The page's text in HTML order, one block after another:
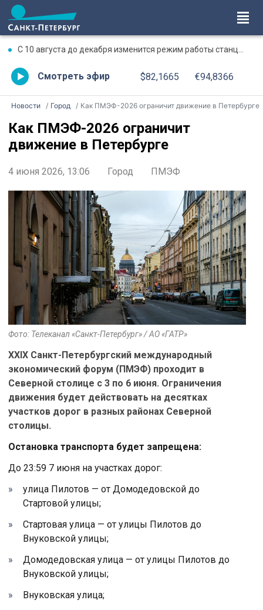
С 10 августа до декабря изменится режим работы станции метро «Чкаловская»
Смотреть эфир $82,1665 €94,8366
Новости Город Как ПМЭФ-2026 ограничит движение в Петербурге
Как ПМЭФ-2026 ограничит
движение в Петербурге
4 июня 2026, 13:06 Город ПМЭФ
Фото: Телеканал «Санкт-Петербург» / АО «ГАТР»
XXIX Санкт-Петербургский международный
экономический форум (ПМЭФ) проходит в
Северной столице с 3 по 6 июня. Ограничения
движения будет действовать на десятках
участков дорог в разных районах Северной
столицы.
Остановка транспорта будет запрещена:
До 23:59 7 июня на участках дорог:
улица Пилотов — от Домодедовской до
Стартовой улицы;
Стартовая улица — от улицы Пилотов до
Внуковской улицы;
Домодедовская улица — от улицы Пилотов до
Внуковской улицы;
Внуковская улица;